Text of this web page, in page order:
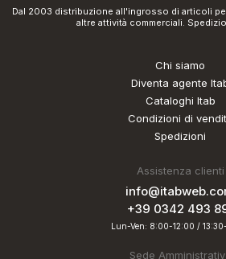
Dal 2003 distribuzione all'ingrosso di articoli
altre attività commerciali.
Chi siamo
Diventa agente
Cataloghi Itab
Condizioni di
Spedizioni
Assistenza clienti
+39 0342 493
Lun-Ven: 8:00-12:00 /
Sede